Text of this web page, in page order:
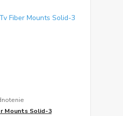
Mounts Solid-3